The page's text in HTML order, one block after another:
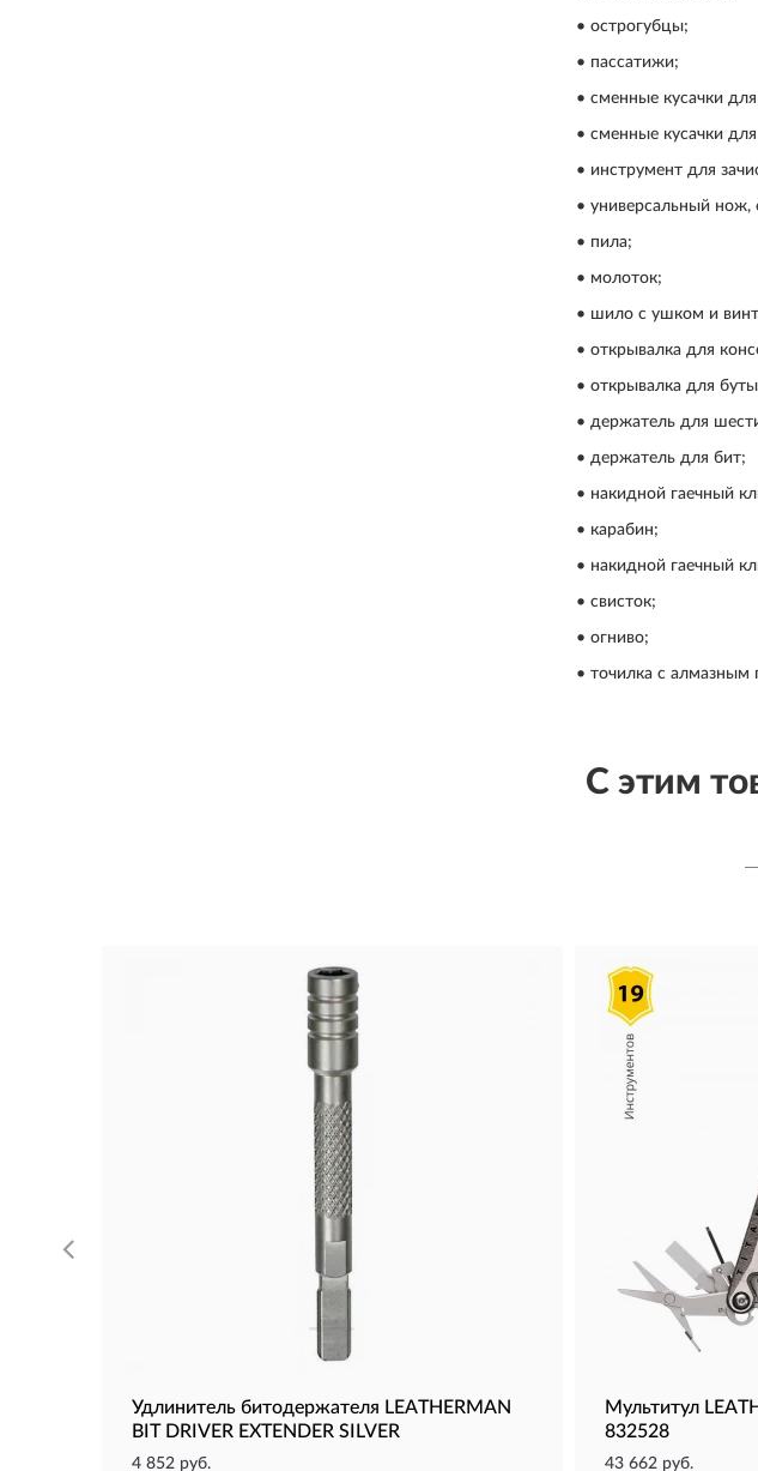
• острогубцы;
• пассатижи;
• сменные кусачки
• сменные кусачки
• инструмент для
• универсальный нож,
• пила;
• молоток;
• шило с ушком и
• открывалка для
• открывалка для
• держатель для
• держатель для бит;
• накидной гаечный
• карабин;
• накидной гаечный
• свисток;
• огниво;
• точилка с алмазным
С этим
Удлинитель битодержателя LEATHERMAN
BIT DRIVER EXTENDER SILVER
4 852 руб.
Мультитул
832528
43 662 руб.